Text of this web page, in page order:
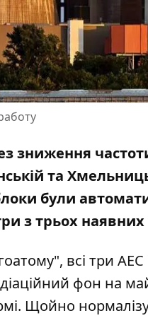
зниження
та
були
з трьох
", всі три
фон на
Щойно